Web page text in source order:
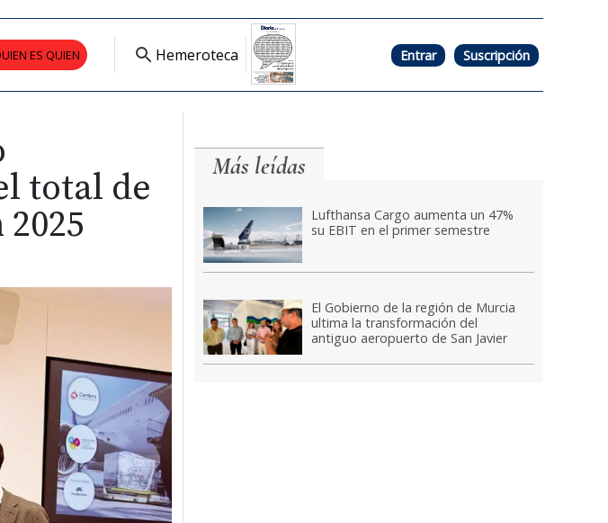
ES QUIEN Hemeroteca Entrar Suscripción
total de
Más leídas
Lufthansa Cargo aumenta un 47%
su EBIT en el primer semestre
El Gobierno de la región de Murcia
ultima la transformación del
antiguo aeropuerto de San Javier